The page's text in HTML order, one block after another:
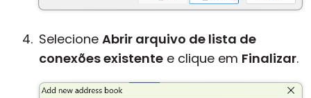
Selecione Abrir arquivo de lista de
conexões existente e clique em Finalizar.